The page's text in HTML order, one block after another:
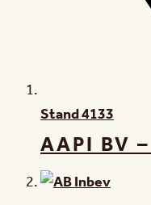
Stand4133
AAPI BV